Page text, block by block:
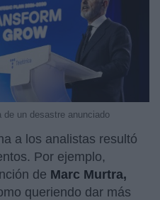
un desastre anunciado
a los analistas resultó
Por ejemplo,
de Marc Murtra,
queriendo dar más